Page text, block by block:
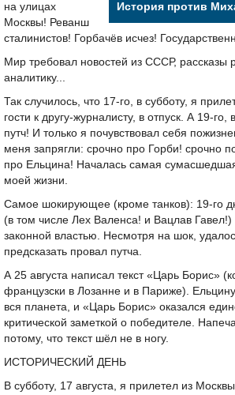
История против
на улицах
Москвы! Реванш
сталинистов! Горбачёв исчез!
Мир требовал новостей из СССР, рассказы
аналитику...
Так случилось, что 17-го, в субботу, я
гости к другу-журналисту, в отпуск. А 19-
путч! И только я почувствовал себя
меня запрягли: срочно про Горби! срочно
про Ельцина! Началась самая
моей жизни.
Самое шокирующее (кроме танков): 19-го
(в том числе Лех Валенса! и Вацлав
законной властью. Несмотря на шок,
предсказать провал путча.
А 25 августа написал текст «Царь Борис»
французски в Лозанне и в Париже).
вся планета, и «Царь Борис» оказался
критической заметкой о победителе.
потому, что текст шёл не в ногу.
ИСТОРИЧЕСКИЙ ДЕНЬ
В субботу, 17 августа, я прилетел из